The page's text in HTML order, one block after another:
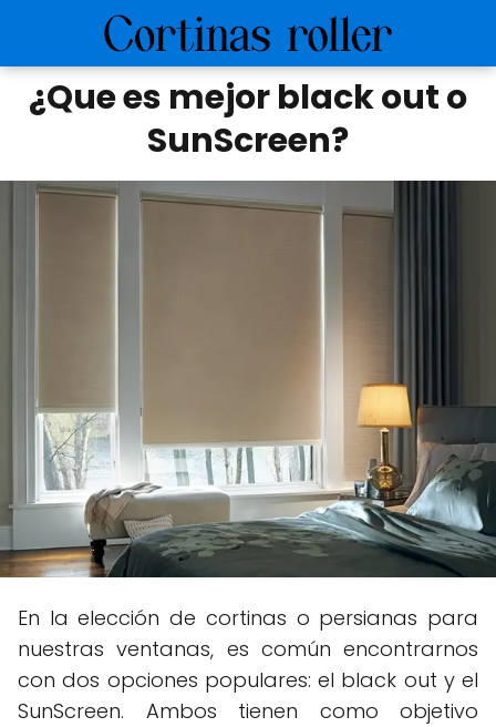
¿Que es mejor black out o
SunScreen?
En la elección de cortinas o persianas para
nuestras ventanas, es común encontrarnos
con dos opciones populares: el black out y el
SunScreen. Ambos tienen como objetivo